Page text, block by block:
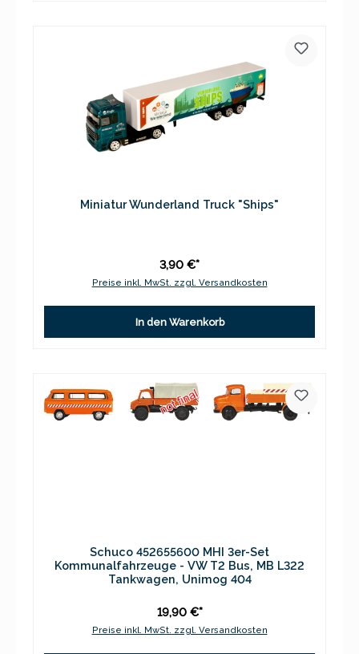
Miniatur Wunderland Truck "Ships"
3,90 €*
Preise inkl. MwSt. zzgl. Versandkosten
In den Warenkorb
Schuco 452655600 MHI 3er-Set
Kommunalfahrzeuge - VW T2 Bus, MB L322
Tankwagen, Unimog 404
19,90 €*
Preise inkl. MwSt. zzgl. Versandkosten